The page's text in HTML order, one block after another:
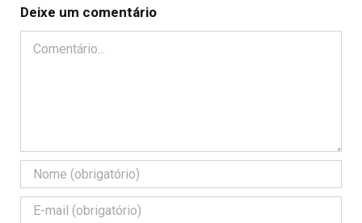
Deixe um comentário
Comentário